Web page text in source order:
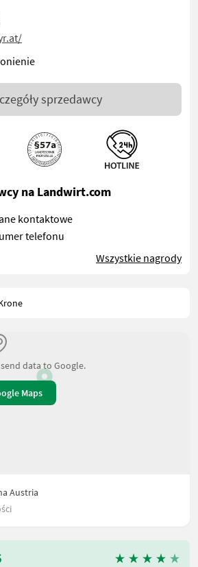
sprzedawcy
na Landwirt.com
kontaktowe
telefonu
Wszystkie nagrody
data to Google.
Maps
Austria